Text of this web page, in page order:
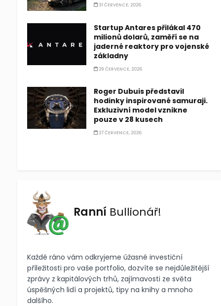
31 ČERVENCE, 2026
Startup Antares přilákal 470
milionů dolarů, zaměří se na
jaderné reaktory pro vojenské
základny
29 ČERVENCE, 2026
Roger Dubuis představil
hodinky inspirované samuraji.
Exkluzivní model vznikne
pouze v 28 kusech
27 ČERVENCE, 2026
Ranní Bullionář!
Každé ráno vám odkryjeme úžasné investiční
příležitosti pro vaše portfolio, dozvíte se nejdůležitější
zprávy z kapitálových trhů, zajímavosti ze světa
úspěšných lidí a projektů, tipy na knihy a mnoho
dalšího.